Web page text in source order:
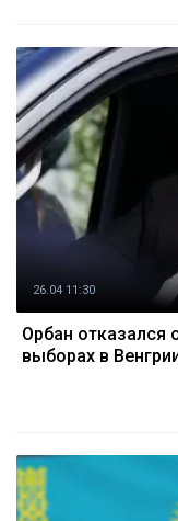
26.04 11:30
Орбан отказался
выборах в